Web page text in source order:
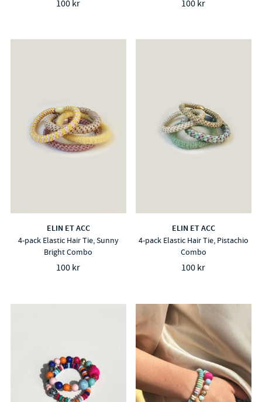
100 kr 100 kr
ELIN ET ACC
4-pack Elastic Hair Tie, Sunny
Bright Combo
100 kr
ELIN ET ACC
4-pack Elastic Hair Tie, Pistachio
Combo
100 kr